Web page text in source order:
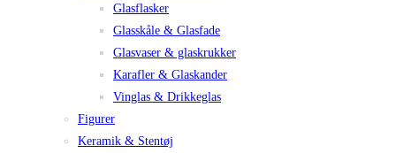
Glasflasker
Glasskåle & Glasfade
Glasvaser & glaskrukker
Karafler & Glaskander
Vinglas & Drikkeglas
Figurer
Keramik & Stentøj